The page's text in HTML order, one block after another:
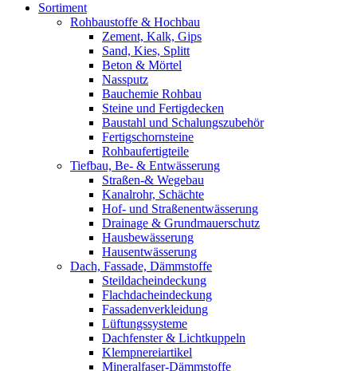
Sortiment
Rohbaustoffe & Hochbau
Zement, Kalk, Gips
Sand, Kies, Splitt
Beton & Mörtel
Nassputz
Bauchemie Rohbau
Steine und Fertigdecken
Baustahl und Schalungszubehör
Fertigschornsteine
Rohbaufertigteile
Tiefbau, Be- & Entwässerung
Straßen-& Wegebau
Kanalrohr, Schächte
Hof- und Straßenentwässerung
Drainage & Grundmauerschutz
Hausbewässerung
Hausentwässerung
Dach, Fassade, Dämmstoffe
Steildacheindeckung
Flachdacheindeckung
Fassadenverkleidung
Lüftungssysteme
Dachfenster & Lichtkuppeln
Klempnereiartikel
Mineralfaser-Dämmstoffe